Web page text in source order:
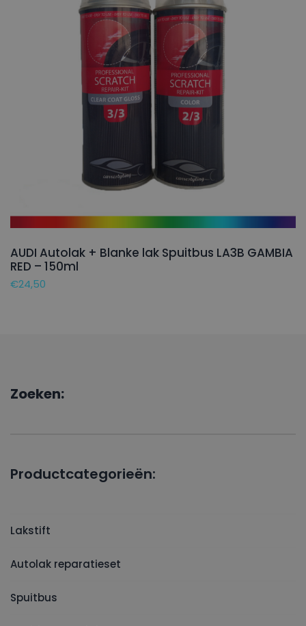
AUDI Autolak + Blanke lak Spuitbus LA3B GAMBIA
RED – 150ml
€24,50
Zoeken:
Productcategorieën:
Lakstift
Autolak reparatieset
Spuitbus